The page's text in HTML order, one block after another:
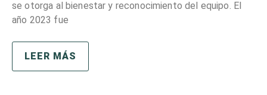
se otorga al bienestar y reconocimiento del equipo. El
año 2023 fue
LEER MÁS